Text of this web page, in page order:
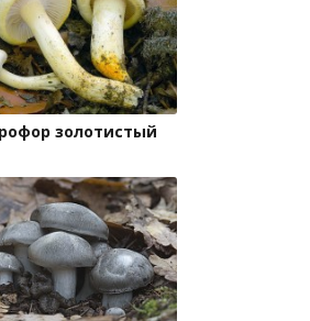
золотистый